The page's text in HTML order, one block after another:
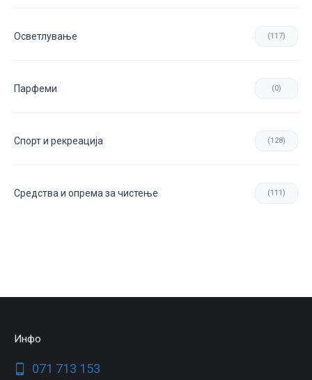
Осветлување (117)
Парфеми (0)
Спорт и рекреација (128)
Средства и опрема за чистење (111)
Инфо
071 713 153